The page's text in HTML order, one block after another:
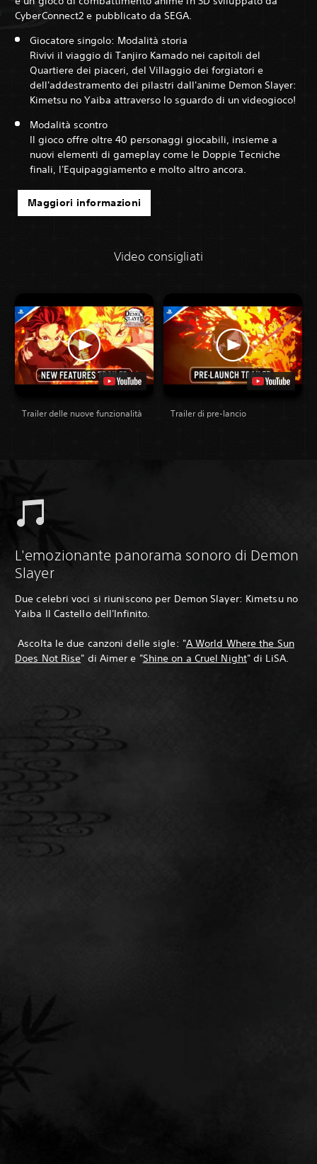
CyberConnect2 e pubblicato da SEGA.
Giocatore singolo: Modalità storia
Rivivi il viaggio di Tanjiro Kamado nei capitoli del
Quartiere dei piaceri, del Villaggio dei forgiatori e
dell'addestramento dei pilastri dall'anime Demon Slayer:
Kimetsu no Yaiba attraverso lo sguardo di un videogioco!
Modalità scontro
Il gioco offre oltre 40 personaggi giocabili, insieme a
nuovi elementi di gameplay come le Doppie Tecniche
finali, l'Equipaggiamento e molto altro ancora.
Maggiori informazioni
Video consigliati
Trailer delle nuove funzionalità Trailer di pre-lancio
L'emozionante panorama sonoro di Demon
Slayer
Due celebri voci si riuniscono per Demon Slayer: Kimetsu no
Yaiba Il Castello dell'Infinito.
‎ Ascolta le due canzoni delle sigle: "A World Where the Sun
Does Not Rise" di Aimer e "Shine on a Cruel Night" di LiSA.